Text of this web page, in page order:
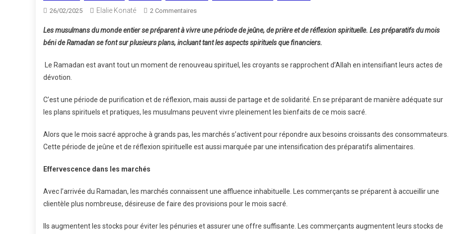
26/02/2025 Elalie Konaté 2 CommentairesSur
:
Des
Accessibles
Les musulmans du monde entier se préparent à vivre une période de jeûne, de prière et de réflexion spirituelle. Les préparatifs du mois
béni de Ramadan se font sur plusieurs plans, incluant tant les aspects spirituels que financiers.
Le Ramadan est avant tout un moment de renouveau spirituel, les croyants se rapprochent d’Allah en intensifiant leurs actes de
dévotion.
C’est une période de purification et de réflexion, mais aussi de partage et de solidarité. En se préparant de manière adéquate sur
les plans spirituels et pratiques, les musulmans peuvent vivre pleinement les bienfaits de ce mois sacré.
Alors que le mois sacré approche à grands pas, les marchés s’activent pour répondre aux besoins croissants des consommateurs.
Cette période de jeûne et de réflexion spirituelle est aussi marquée par une intensification des préparatifs alimentaires.
Effervescence dans les marchés
Avec l’arrivée du Ramadan, les marchés connaissent une affluence inhabituelle. Les commerçants se préparent à accueillir une
clientèle plus nombreuse, désireuse de faire des provisions pour le mois sacré.
Ils augmentent les stocks pour éviter les pénuries et assurer une offre suffisante. Les commerçants augmentent leurs stocks de